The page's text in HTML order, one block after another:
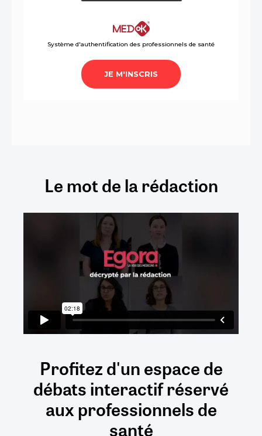
Le mot de la rédaction
Profitez d'un espace de
débatsinteractifréservé
auxprofessionnels de
santé